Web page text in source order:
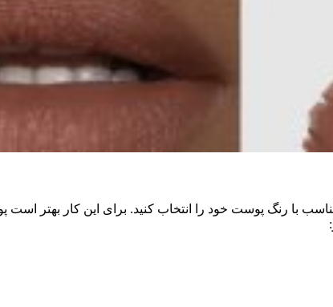
با رنگ پوست خود را انتخاب کنید. برای این کار بهتر است